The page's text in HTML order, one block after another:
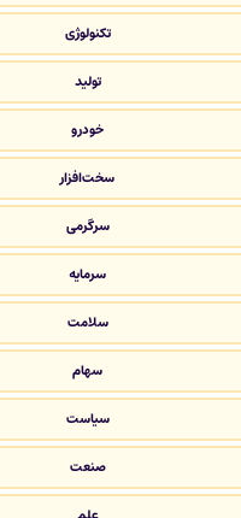
تکنولوژی
تولید
خودرو
سخت‌افزار
سرگرمی
سرمایه
سلامت
سهام
سیاست
صنعت